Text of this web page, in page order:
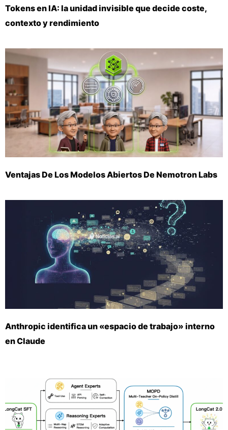
Tokens en IA: la unidad invisible que decide coste,
contexto y rendimiento
Ventajas De Los Modelos Abiertos De Nemotron Labs
Anthropic identifica un «espacio de trabajo» interno
en Claude